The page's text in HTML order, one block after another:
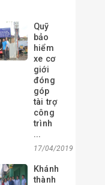
Quỹ
bảo
hiểm
xe cơ
giới
đóng
góp
tài trợ
công
trình
...
17/04/2019
Khánh
thành